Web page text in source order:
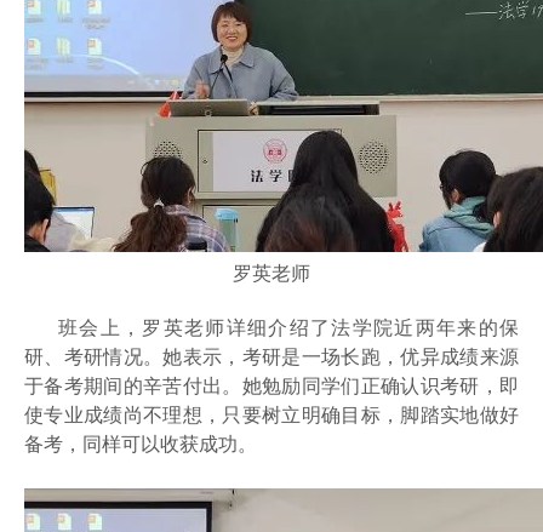
罗英老师
班会上，罗英老师详细介绍了法学院近两年来的保
研、考研情况。她表示，考研是一场长跑，优异成绩来源
于备考期间的辛苦付出。她勉励同学们正确认识考研，即
使专业成绩尚不理想，只要树立明确目标，脚踏实地做好
备考，同样可以收获成功。